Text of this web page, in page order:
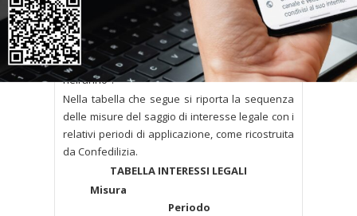
con decreto ministeriale “sulla base del
rendimento medio annuo lordo dei titoli di Stato
di durata non superiore a dodici mesi e tenuto
conto del tasso di inflazione registrato
nell’anno”.
Nella tabella che segue si riporta la sequenza
delle misure del saggio di interesse legale con i
relativi periodi di applicazione, come ricostruita
da Confedilizia.
TABELLA INTERESSI LEGALI
Misura
Periodo